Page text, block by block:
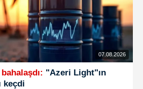
07.08.2026
"Azeri Light"ın
keçdi